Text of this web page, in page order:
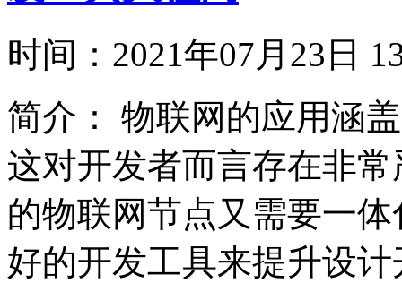
时间： 2021年07月23
简介：
物联网的应用涵
这对开发者而言存在非
的物联网节点又需要一
好的开发工具来提升设